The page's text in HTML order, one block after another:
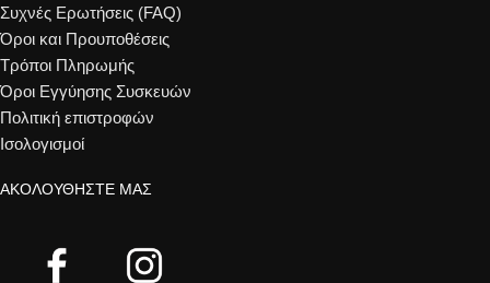
Συχνές Ερωτήσεις (FAQ)
Όροι και Προυποθέσεις
Τρόποι Πληρωμής
Όροι Εγγύησης Συσκευών
Πολιτική επιστροφών
Ισολογισμοί
ΑΚΟΛΟΥΘΉΣΤΕ ΜΑΣ